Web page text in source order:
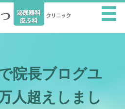
院長ブログユ
人超えしまし